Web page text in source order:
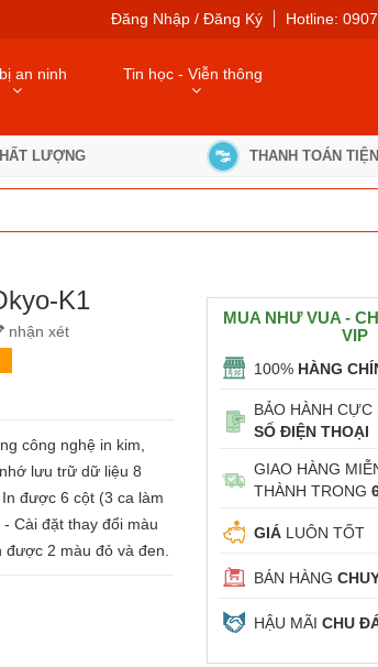
Hotline:
Đăng Nhập / Đăng Ký
an ninh Tin học - Viễn thông
LƯỢNG THANH TOÁN
K1
nhận xét
công nghệ in kim,
lưu trữ dữ liệu 8
được 6 cột (3 ca làm
Cài đặt thay đổi màu
2 màu đỏ và đen.
MUA NHƯ VUA -
VIP
100% HÀNG
BẢO HÀNH CỰC
SỐ ĐIỆN THOẠI
GIAO HÀNG
THÀNH TRONG
GIÁ LUÔN TỐT
BÁN HÀNG
HẬU MÃI CHU